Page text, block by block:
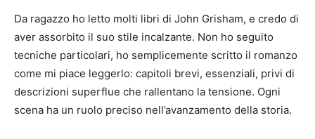
Da ragazzo ho letto molti libri di John Grisham, e credo di
aver assorbito il suo stile incalzante. Non ho seguito
tecniche particolari, ho semplicemente scritto il romanzo
come mi piace leggerlo: capitoli brevi, essenziali, privi di
descrizioni superflue che rallentano la tensione. Ogni
scena ha un ruolo preciso nell’avanzamento della storia.